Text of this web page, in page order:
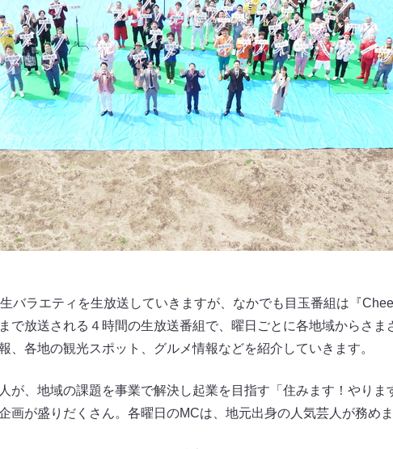
バラエティを生放送していきますが、なかでも目玉番組は『
で放送される４時間の生放送番組で、曜日ごとに各地域からさま
、各地の観光スポット、グルメ情報などを紹介していきます。
が、地域の課題を事業で解決し起業を目指す「住みます！やりま
画が盛りだくさん。各曜日のMCは、地元出身の人気芸人が務めま